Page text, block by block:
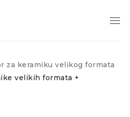
za keramiku velikog formata
velikih formata +